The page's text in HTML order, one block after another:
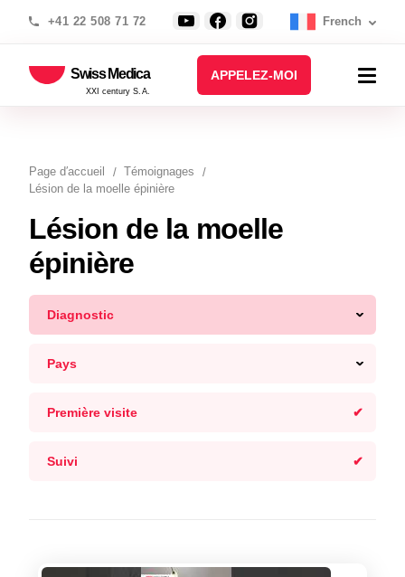
+41 22 508 71 72 French
Swiss Medica
XXI century S.A.
APPELEZ-MOI
Page d′accueil
Témoignages
Lésion de la moelle épinière
Lésion de la moelle
épinière
Diagnostic
Pays
Première visite
Suivi